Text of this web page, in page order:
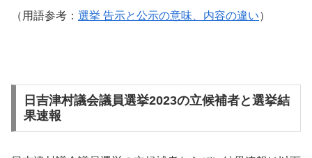
（用語参考： 選挙 告示と公示の意味、内容の違い）
日吉津村議会議員選挙2023の立候補者と選挙結
果速報